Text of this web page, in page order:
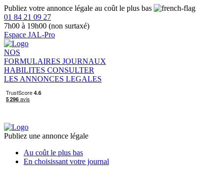
Publiez votre annonce légale au coût le plus bas
01 84 21 09 27
7h00 à 19h00 (non surtaxé)
Espace JAL-Pro
NOS
FORMULAIRES JOURNAUX
HABILITES CONSULTER
LES ANNONCES LEGALES
Publiez une annonce légale
Au coût le plus bas
En choisissant votre journal